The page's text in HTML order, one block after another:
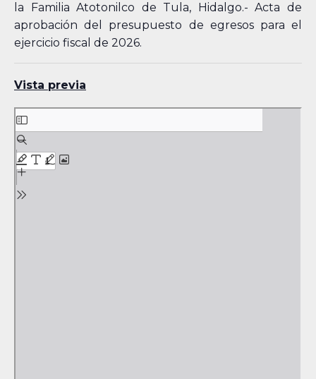
la Familia Atotonilco de Tula, Hidalgo.- Acta de
aprobación del presupuesto de egresos para el
ejercicio fiscal de 2026.
Vista previa
Skip
to
PDF
content